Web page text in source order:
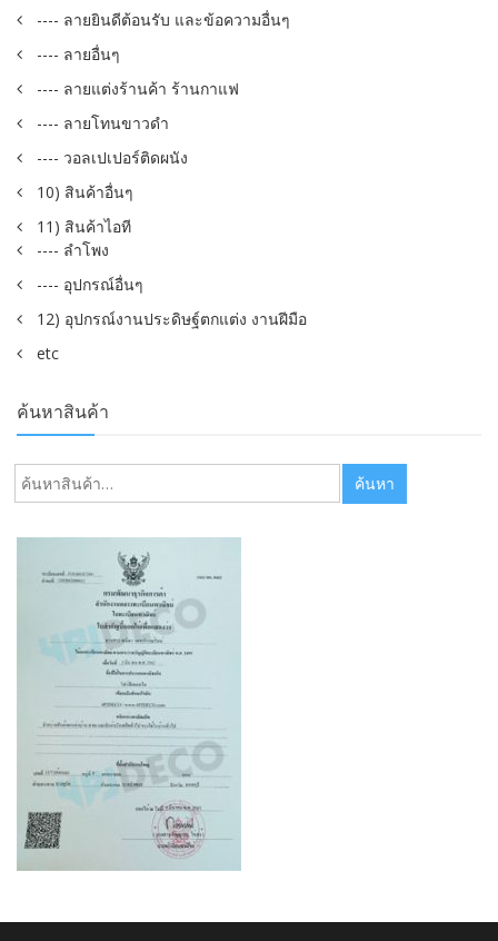
---- ลายยินดีต้อนรับ และข้อความอื่นๆ
---- ลายอื่นๆ
---- ลายแต่งร้านค้า ร้านกาแฟ
---- ลายโทนขาวดำ
---- วอลเปเปอร์ติดผนัง
10) สินค้าอื่นๆ
11) สินค้าไอที
---- ลำโพง
---- อุปกรณ์อื่นๆ
12) อุปกรณ์งานประดิษฐ์ตกแต่ง งานฝีมือ
etc
ค้นหาสินค้า
ค้นหา: ค้นหา